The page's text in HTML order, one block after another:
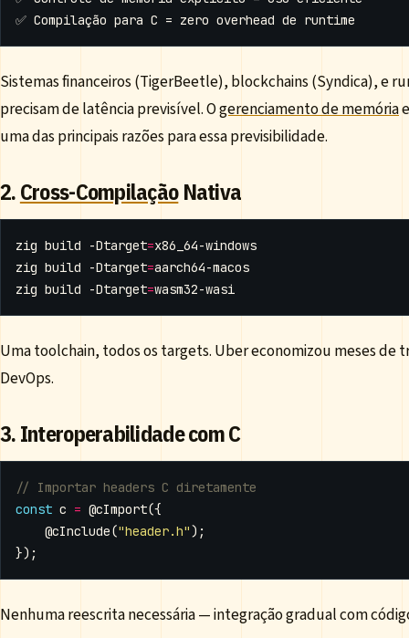
Sistemas financeiros (TigerBeetle), blockchains (Syndica), e
precisam de latência previsível. Ogerenciamento de memória
uma das principais razões para essa previsibilidade.
2.Cross-CompilaçãoNativa
zig build -Dtarget=
zig build -Dtarget=
zig build -Dtarget=
Uma toolchain, todos os targets. Uber economizou meses de
DevOps.
3. Interoperabilidade com C
const c = @cImport({
@cInclude("header.h");
});
Nenhuma reescrita necessária — integração gradual com